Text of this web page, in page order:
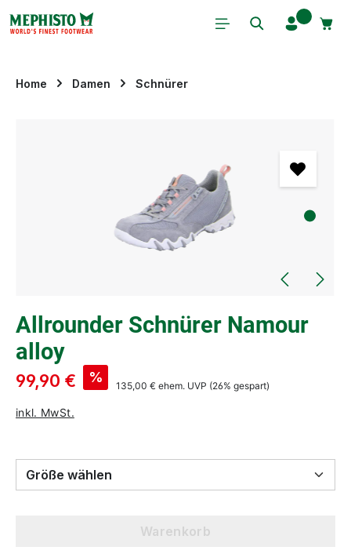
Zum Hauptinhalt springen
Home Damen Schnürer
Allrounder Schnürer Namour
alloy
99,90 € %
135,00 € ehem. UVP (26% gespart)
inkl. MwSt.
Größe wählen
Warenkorb